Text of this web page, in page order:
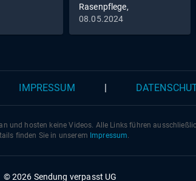
Rasenpflege,
Bodendämpfer
08.05.2024
IMPRESSUM
und hosten keine Videos. Alle Links führen
finden Sie in unserem Impressum.
© 2026 Sendung verpasst UG